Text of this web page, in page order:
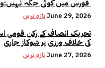
تازہ ترینJune 29, 2026
تحریک انصاف کے رکن قومی
کی خلاف ورزی پر شوکاز جاری
تازہ ترینJune 27, 2026